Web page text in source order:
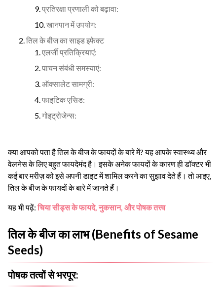
प्रतिरक्षा प्रणाली को बढ़ावा:
खानपान में उपयोग:
तिल के बीज का साइड इफेक्ट
एलर्जी प्रतिक्रियाएं:
पाचन संबंधी समस्याएं:
ऑक्सालेट सामग्री:
फाइटिक एसिड:
गोइट्रोजेन्स:
क्या आपको पता है तिल के बीज के फायदों के बारे में? यह आपके स्वास्थ्य और
वेलनेस के लिए बहुत फायदेमंद है। इसके अनेक फायदों के कारण ही डॉक्टर भी
कई बार मरीज़ को इसे अपनी डाइट में शामिल करने का सुझाव देते हैं। तो आइए,
तिल के बीज के फायदों के बारे में जानते हैं।
यह भी पढ़ें: चिया सीड्स के फायदे, नुकसान, और पोषक तत्त्व
तिल के बीज का लाभ (Benefits of Sesame
Seeds)
पोषक तत्वों से भरपूर: